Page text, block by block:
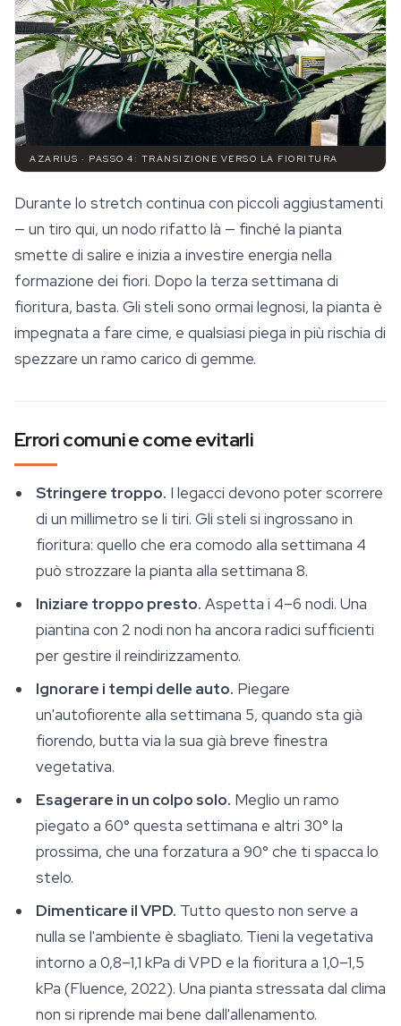
AZARIUS · PASSO 4: TRANSIZIONE VERSO LA FIORITURA
Durante lo stretch continua con piccoli aggiustamenti
— un tiro qui, un nodo rifatto là — finché la pianta
smette di salire e inizia a investire energia nella
formazione dei fiori. Dopo la terza settimana di
fioritura, basta. Gli steli sono ormai legnosi, la pianta è
impegnata a fare cime, e qualsiasi piega in più rischia di
spezzare un ramo carico di gemme.
Errori comuni e come evitarli
Stringere troppo. I legacci devono poter scorrere
di un millimetro se li tiri. Gli steli si ingrossano in
fioritura: quello che era comodo alla settimana 4
può strozzare la pianta alla settimana 8.
Iniziare troppo presto. Aspetta i 4–6 nodi. Una
piantina con 2 nodi non ha ancora radici sufficienti
per gestire il reindirizzamento.
Ignorare i tempi delle auto. Piegare
un'autofiorente alla settimana 5, quando sta già
fiorendo, butta via la sua già breve finestra
vegetativa.
Esagerare in un colpo solo. Meglio un ramo
piegato a 60° questa settimana e altri 30° la
prossima, che una forzatura a 90° che ti spacca lo
stelo.
Dimenticare il VPD. Tutto questo non serve a
nulla se l'ambiente è sbagliato. Tieni la vegetativa
intorno a 0,8–1,1 kPa di VPD e la fioritura a 1,0–1,5
kPa (Fluence, 2022). Una pianta stressata dal clima
non si riprende mai bene dall'allenamento.